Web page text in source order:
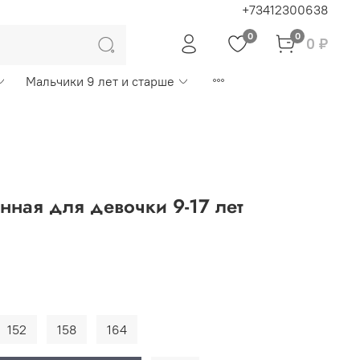
+73412300638
0 0 0 ₽
Мальчики 9 лет и старше
для девочки 9-17 лет
152 158 164